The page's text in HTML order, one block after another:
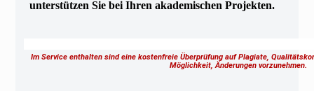
unterstützen Sie bei Ihren akademischen Projekten.
Im Service enthalten sind eine kostenfreie Überprüfung auf Plagiate,
Möglichkeit, Änderungen vorzunehmen.